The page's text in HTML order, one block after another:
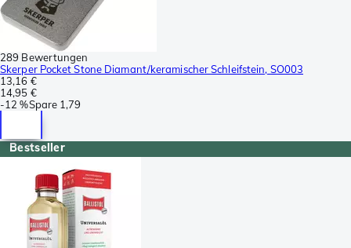
289 Bewertungen
Skerper Pocket Stone Diamant/keramischer Schleifstein, SO003
13,16 €
14,95 €
-12 %Spare 1,79
Bestseller